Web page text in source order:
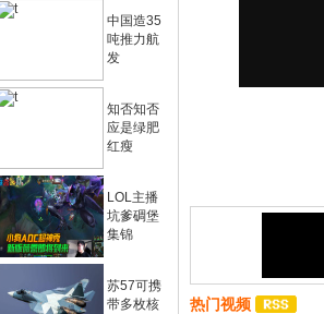
中国造35
吨推力航
发
知否知否
应是绿肥
红瘦
LOL主播
坑爹碉堡
集锦
苏57可携
带多枚核
热门视频